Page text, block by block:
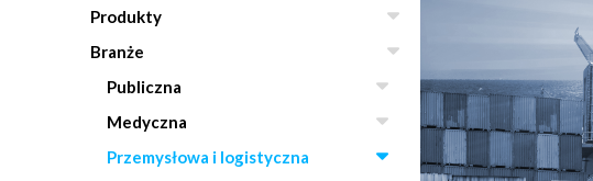
Produkty
Branże
Publiczna
Medyczna
Przemysłowa i logistyczna